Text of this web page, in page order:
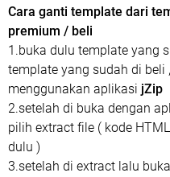
Cara ganti template dari
premium / beli
1.buka dulu template yang
template yang sudah di beli
menggunakan aplikasi jZip
2.setelah di buka dengan
pilih extract file ( kode
dulu )
3.setelah di extract lalu